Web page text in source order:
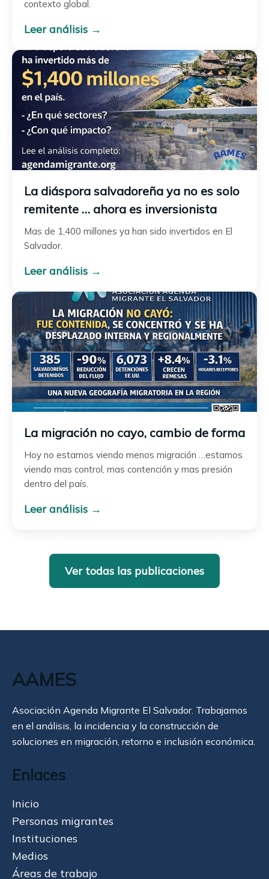
contexto global.
Leer análisis →
La diáspora salvadoreña ya no es solo
remitente … ahora es inversionista
Mas de 1,400 millones ya han sido invertidos en El
Salvador.
Leer análisis →
La migración no cayo, cambio de forma
Hoy no estamos viendo menos migración …estamos
viendo mas control, mas contención y mas presión
dentro del país.
Leer análisis →
Ver todas las publicaciones
AAMES
Asociación Agenda Migrante El Salvador. Trabajamos
en el análisis, la incidencia y la construcción de
soluciones en migración, retorno e inclusión económica.
Enlaces
Inicio
Personas migrantes
Instituciones
Medios
Áreas de trabajo